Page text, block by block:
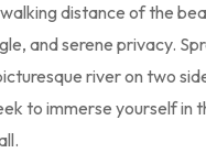
distance of the
and serene privacy.
river on two
to immerse yourself in